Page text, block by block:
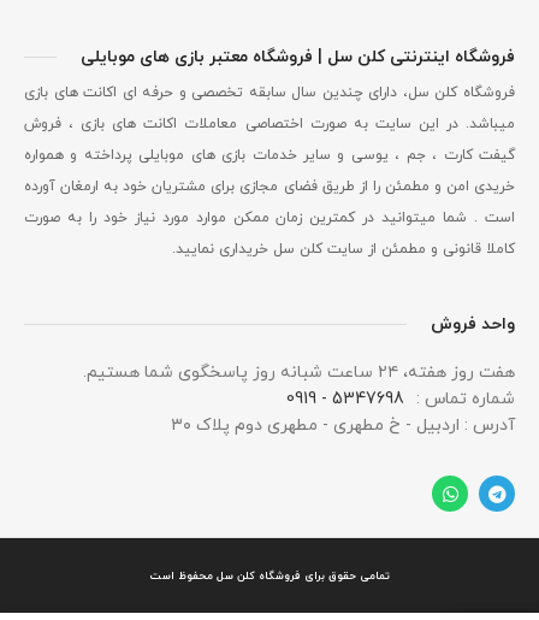
فروشگاه اینترنتی کلن سل | فروشگاه معتبر بازی های موبایلی
فروشگاه کلن سل، دارای چندین سال سابقه تخصصی و حرفه ای اکانت های بازی
میباشد. در این سایت به صورت اختصاصی معاملات اکانت های بازی ، فروش
گیفت کارت ، جم ، یوسی و سایر خدمات بازی های موبایلی پرداخته و همواره
خریدی امن و مطمئن را از طریق فضای مجازی برای مشتریان خود به ارمغان آورده
است . شما میتوانید در کمترین زمان ممکن موارد مورد نیاز خود را به صورت
کاملا قانونی و مطمئن از سایت کلن سل خریداری نمایید.
واحد فروش
هفت روز هفته، ۲۴ ساعت شبانه‌ روز پاسخگوی شما هستیم.
شماره تماس :
5347698 - 0919
آدرس : اردبیل - خ مطهری - مطهری دوم پلاک ۳۰
تمامی حقوق برای فروشگاه کلن سل محفوظ است